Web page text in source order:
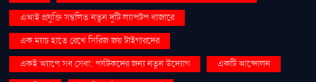
এআই প্রযুক্তি সম্বলিত নতুন দুটি ল্যাপটপ বাজারে
এক ম্যাচ হাতে রেখে সিরিজ জয় টাইগারদের
একই অ্যাপে সব সেবা: পর্যটকদের জন্য নতুন উদ্যোগ
একটি আন্দোলন